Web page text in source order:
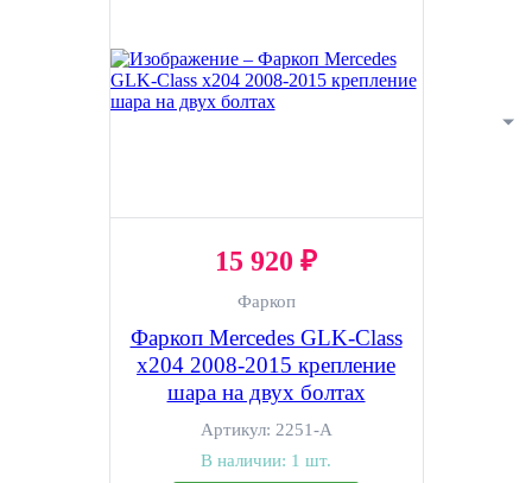
15 920 ₽
Фаркоп
Фаркоп Mercedes GLK-Сlass
x204 2008-2015 крепление
шара на двух болтах
Артикул: 2251-A
В наличии: 1 шт.